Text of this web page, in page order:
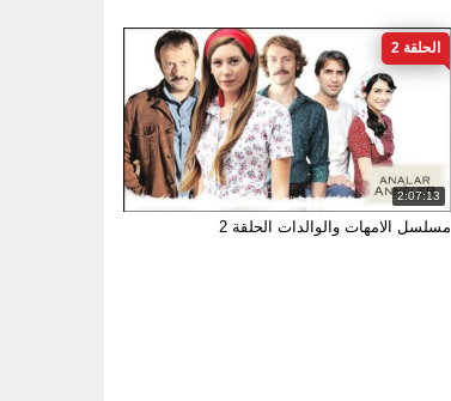
2:07:13
الحلقة 2
مسلسل الامهات والوالدات الحلقة 2